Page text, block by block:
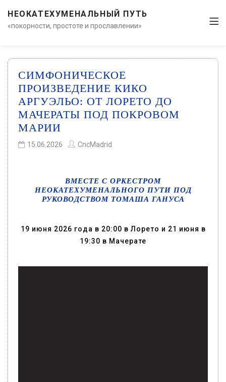
НЕОКАТЕХУМЕНАЛЬНЫЙ ПУТЬ
«покорности, простоте и прославлении»
СИМФОНИЧЕСКОЕ
ПРОИЗВЕДЕНИЕ КИКО
АРГУЭЛЬО: ОТ ЛОРЕТО ДО
МАЧЕРАТЫ ПОД ПОКРОВОМ
МАРИИ
15.06.2026 CncMadrid
ВМЕСТЕ С ОРКЕСТРОМ
НЕОКАТЕХУМЕНАЛЬНОГО ПУТИ ПОД
РУКОВОДСТВОМ ТОМАША ГАНУСА
19 июня 2026 года в 20:00 в Лорето и 21 июня в
19:30 в Мачерате